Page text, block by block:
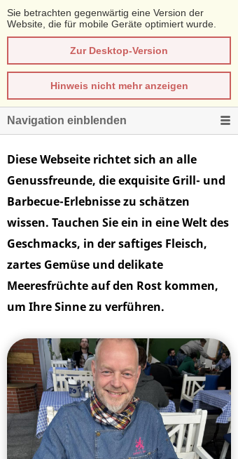
Sie betrachten gegenwärtig eine Version der
Website, die für mobile Geräte optimiert wurde.
Zur Desktop-Version
Hinweis nicht mehr anzeigen
Navigation einblenden
Diese Webseite richtet sich an alle
Genussfreunde, die exquisite Grill- und
Barbecue-Erlebnisse zu schätzen
wissen. Tauchen Sie ein in eine Welt des
Geschmacks, in der saftiges Fleisch,
zartes Gemüse und delikate
Meeresfrüchte auf den Rost kommen,
um Ihre Sinne zu verführen.